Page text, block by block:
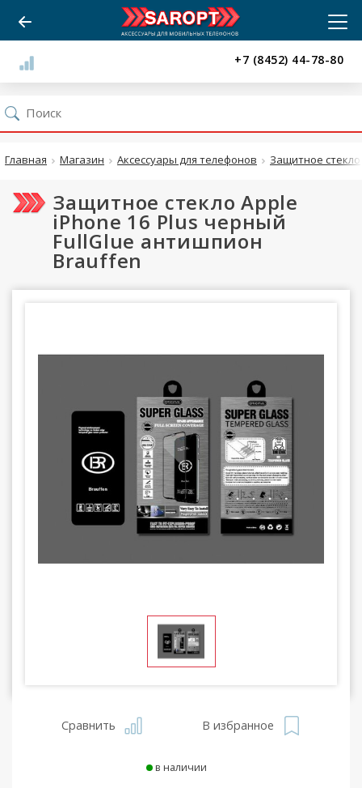
+7 (8452) 44-78-80
Главная Магазин Аксессуары для телефонов Защитное стекло
Защитное стекло Apple
iPhone 16 Plus черный
FullGlue антишпион
Brauffen
Сравнить В избранное
в наличии